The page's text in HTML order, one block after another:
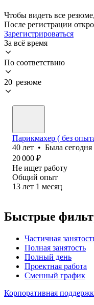
Чтобы видеть все
После регистрации
Зарегистрироваться
За всё время
По соответствию
20 резюме
Парикмахер ( без
40 лет • Была сегодня
20 000 ₽
Не ищет работу
Общий опыт
13 лет 1 месяц
Быстрые
Частичная
Полная занятость
Полный день
Проектная работа
Сменный график
Корпоративная